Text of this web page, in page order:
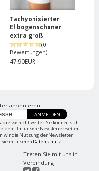
Tachyonisierter
Ellbogenschoner
extra groß
(0
Bewertungen)
47,90EUR
abonnieren
ANMELDEN
nicht weiter. Sie können sich
Um unsere Newsletter weiter
wir die Nutzung der Newsletter
Sie in unseren Datenschutz.
Treten Sie mit uns in
Verbindung